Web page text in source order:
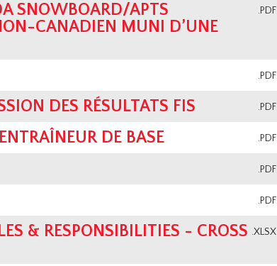
.PDF
SNOWBOARD/APTS
CANADIEN MUNI D’UNE
.PDF
.PDF
DES RÉSULTATS FIS
.PDF
DE BASE
.PDF
.PDF
.XLSX
& RESPONSIBILITIES - CROSS